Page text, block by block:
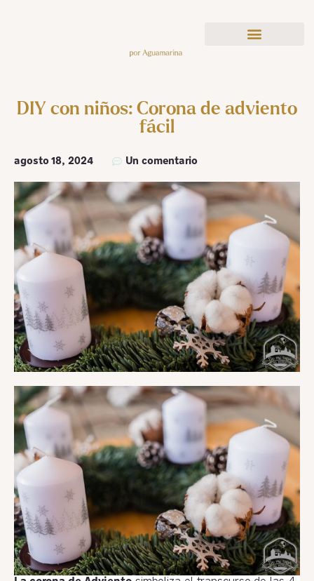
DIY con niños: Corona de adviento
fácil
agosto 18, 2024 Un comentario